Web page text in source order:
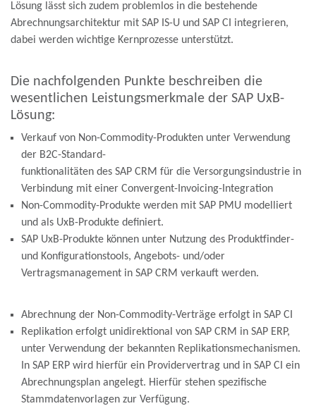
Lösung lässt sich zudem problemlos in die bestehende
Abrechnungsarchitektur mit SAP IS-U und SAP CI integrieren,
dabei werden wichtige Kernprozesse unterstützt.
Die nachfolgenden Punkte beschreiben die
wesentlichen Leistungsmerkmale der SAP UxB-
Lösung:
Verkauf von Non-Commodity-Produkten unter Verwendung
der B2C-Standard-
funktionalitäten des SAP CRM für die Versorgungsindustrie in
Verbindung mit einer Convergent-Invoicing-Integration
Non-Commodity-Produkte werden mit SAP PMU modelliert
und als UxB-Produkte definiert.
SAP UxB-Produkte können unter Nutzung des Produktfinder-
und Konfigurationstools, Angebots- und/oder
Vertragsmanagement in SAP CRM verkauft werden.
Abrechnung der Non-Commodity-Verträge erfolgt in SAP CI
Replikation erfolgt unidirektional von SAP CRM in SAP ERP,
unter Verwendung der bekannten Replikationsmechanismen.
In SAP ERP wird hierfür ein Providervertrag und in SAP CI ein
Abrechnungsplan angelegt. Hierfür stehen spezifische
Stammdatenvorlagen zur Verfügung.